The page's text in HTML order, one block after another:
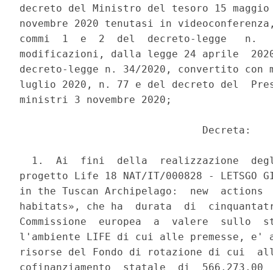
decreto del Ministro del tesoro 15
novembre 2020 tenutasi in
commi  1  e  2  del  decreto-legge   n.
modificazioni, dalla legge 24 aprile
decreto-legge n. 34/2020, convertito con
luglio 2020, n. 77 e del decreto del
ministri 3 novembre 2020;
                              Decreta:
1.  Ai  fini  della  realizzazione
progetto Life 18 NAT/IT/000828 - LETSGO
in the Tuscan Archipelago:  new
habitats», che ha  durata  di
Commissione  europea  a  valere  sullo
l'ambiente LIFE di cui alle premesse,
risorse del Fondo di rotazione di cui
cofinanziamento  statale  di